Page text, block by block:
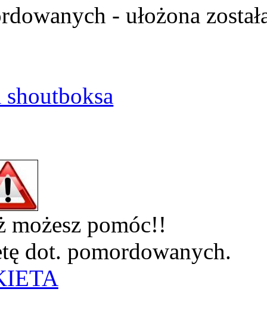
- ułożona
możesz pomóc!!
dot. pomordowanych.